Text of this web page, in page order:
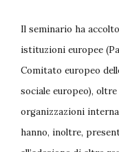
Il seminario ha
istituzioni europee
Comitato europeo
sociale europeo),
organizzazioni
hanno, inoltre,